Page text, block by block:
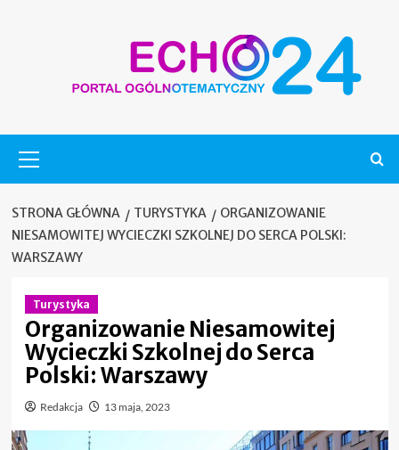
główne
STRONA GŁÓWNA TURYSTYKA
ORGANIZOWANIE
NIESAMOWITEJ WYCIECZKI SZKOLNEJ DO SERCA POLSKI:
WARSZAWY
Turystyka
Organizowanie Niesamowitej
Wycieczki Szkolnej do Serca
Polski: Warszawy
Redakcja 13 maja, 2023